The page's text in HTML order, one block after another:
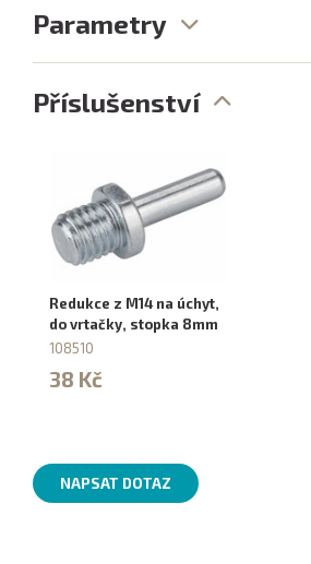
Parametry
Příslušenství
Redukce z M14 na úchyt,
do vrtačky, stopka 8mm
108510
38 Kč
NAPSAT DOTAZ